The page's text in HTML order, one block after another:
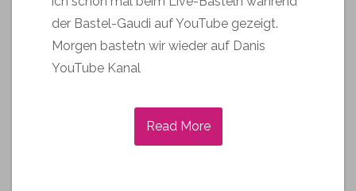
der Bastel-Gaudi auf YouTube gezeigt.
Morgen bastetn wir wieder auf Danis
YouTube Kanal
Read More